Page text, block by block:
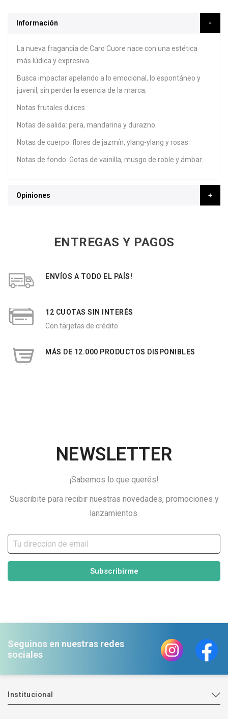
Información
La nueva fragancia de Caro Cuore nace con una estética
más lúdica y expresiva.
Busca impactar apelando a lo emocional, lo espontáneo y
juvenil, sin perder la esencia de la marca.
Notas frutales dulces
Notas de salida: pera, mandarina y durazno.
Notas de cuerpo: flores de jazmín, ylang-ylang y rosas.
Notas de fondo: Gotas de vainilla, musgo de roble y ámbar.
Opiniones
ENTREGAS Y PAGOS
ENVÍOS A TODO EL PAÍS!
12 CUOTAS SIN INTERÉS
Con tarjetas de crédito
MÁS DE 12.000 PRODUCTOS DISPONIBLES
NEWSLETTER
¡Sabemos lo que querés!
Suscribite para recibir nuestras novedades, promociones y
lanzamientos.
Subscribirme
Seguinos en nuestras redes
sociales
Institucional